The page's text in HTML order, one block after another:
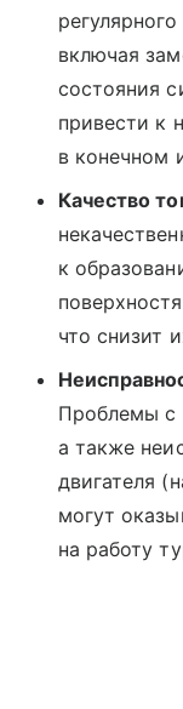
включая
состояния
привести к
в конечном
Качество
к
что снизит
Проблемы с
а также
двигателя
могут
на работу